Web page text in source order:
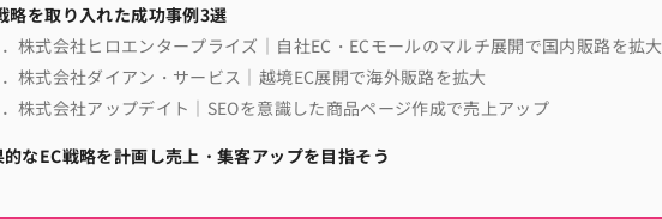
略を取り入れた成功事例3選
株式会社ヒロエンタープライズ｜自社EC・ECモールのマルチ展開で国内販路を拡大
株式会社ダイアン・サービス｜越境EC展開で海外販路を拡大
株式会社アップデイト｜SEOを意識した商品ページ作成で売上アップ
的なEC戦略を計画し売上・集客アップを目指そう